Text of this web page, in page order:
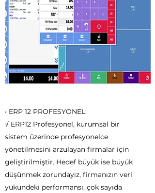
• ERP 12 PROFESYONEL:
√ ERP12 Profesyonel, kurumsal bir
sistem üzerinde profesyonelce
yönetilmesini arzulayan firmalar için
geliştirilmiştir. Hedef büyük ise büyük
düşünmek zorundayız, firmanızın veri
yükündeki performansı, çok sayıda